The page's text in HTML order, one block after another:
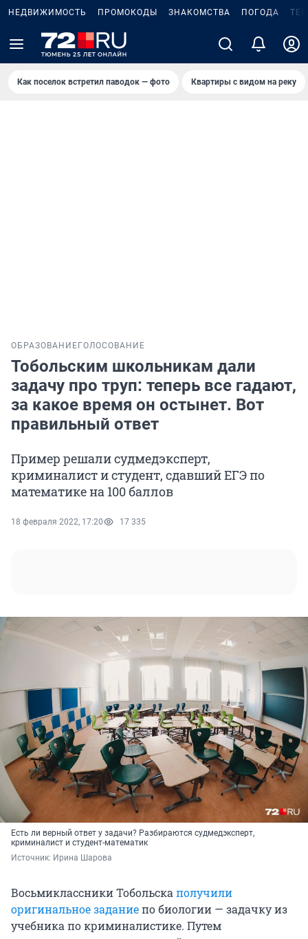
НЕДВИЖИМОСТЬ ПРОМОКОДЫ ЗНАКОМСТВА ПОГОДА
Как поселок встретил паводок — фото Квартиры с видом на реку
ОБРАЗОВАНИЕ ГОЛОСОВАНИЕ
Тобольским школьникам дали
задачу про труп: теперь все гадают,
за какое время он остынет. Вот
правильный ответ
Пример решали судмедэксперт,
криминалист и студент, сдавший ЕГЭ по
математике на 100 баллов
18 февраля 2022, 17:20 17 335
Есть ли верный ответ у задачи? Разбираются судмедэксперт,
криминалист и студент-математик
Источник: Ирина Шарова
Восьмиклассники Тобольскаполучили
оригинальное заданиепо биологии — задачку из
учебника по криминалистике. Путем